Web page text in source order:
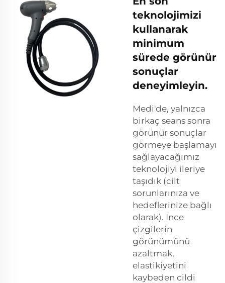
teknolojimizi
kullanarak
minimum
sürede görünür
sonuçlar
deneyimleyin.
Medi'de, yalnızca
birkaç seans sonra
görünür sonuçlar
görmeye başlamayı
sağlayacağımız
teknolojiyi ileriye
taşıdık (cilt
sorunlarınıza ve
hedeflerinize bağlı
olarak). İnce
çizgilerin
görünümünü
azaltmak,
elastikiyetini
kaybeden cildi